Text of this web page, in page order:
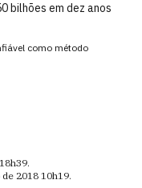
bilhões em dez anos
como método
18h39.
2018 10h19.